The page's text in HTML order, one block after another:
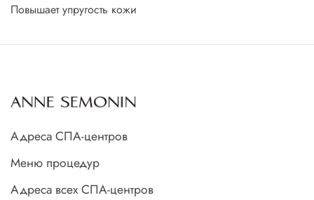
Повышает упругость кожи
Адреса СПА-центров
Меню процедур
Адреса всех СПА-центров